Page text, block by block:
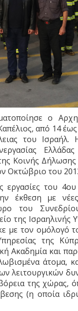
ο
από 14
του Ισραήλ.
Κοινής
Οκτώβριο του
του
έκθεση με
του
της
με τον ομόλογό
της
Ακαδημία και
άτομα,
λειτουργικών
της χώρας,
(η οποία